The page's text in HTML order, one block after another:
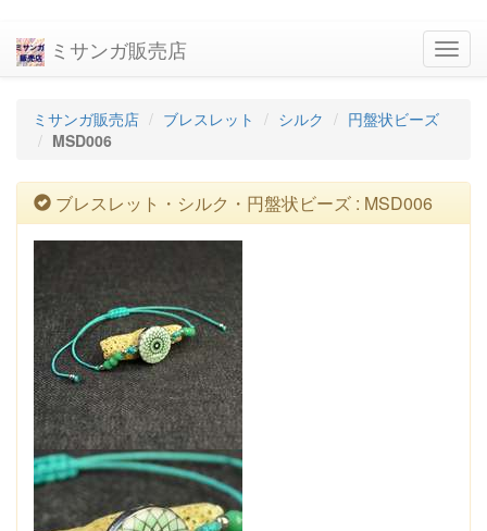
ミサンガ販売店
ミサンガ販売店 ブレスレット シルク
円盤状ビーズ
MSD006
ブレスレット・シルク・円盤状ビーズ : MSD006